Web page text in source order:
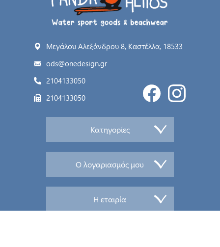
Μεγάλου Αλεξάνδρου 8, Καστέλλα, 18533
ods@onedesign.gr
2104133050
2104133050
Κατηγορίες
Ο λογαριασμός μου
Η εταιρία